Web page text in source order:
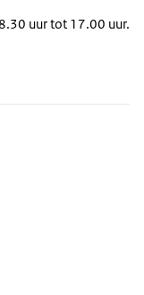
uur tot 17.00 uur.